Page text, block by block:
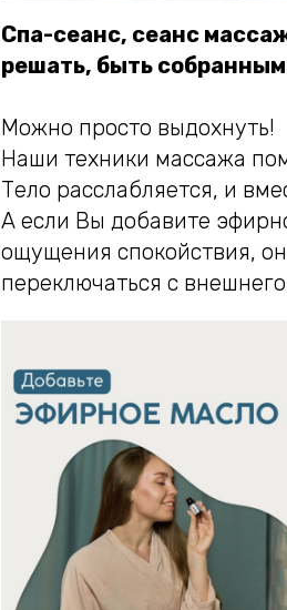
Спа-сеанс, сеанс
решать, быть
Можно просто выдохнуть!
Наши техники массажа
Тело расслабляется, и
А если Вы добавите
ощущения спокойствия,
переключаться с